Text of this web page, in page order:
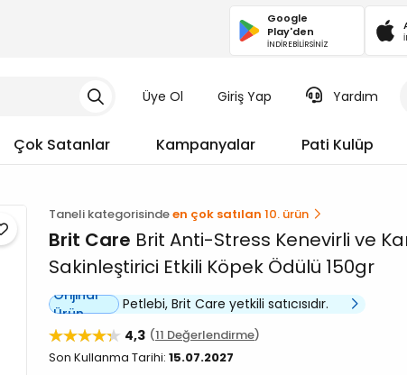
Google
Play'den
İNDİREBİLİRSİNİZ
Üye Ol Giriş Yap Yardım
Çok Satanlar Kampanyalar Pati Kulüp
Taneli kategorisindeen çok satılan 10. ürün
Brit Care Brit Anti-Stress Kenevirli ve
Sakinleştirici Etkili Köpek Ödülü 150gr
Orijinal
Ürün
Petlebi, Brit Care yetkili satıcısıdır.
4,3 11 Değerlendirme
Son Kullanma Tarihi: 15.07.2027